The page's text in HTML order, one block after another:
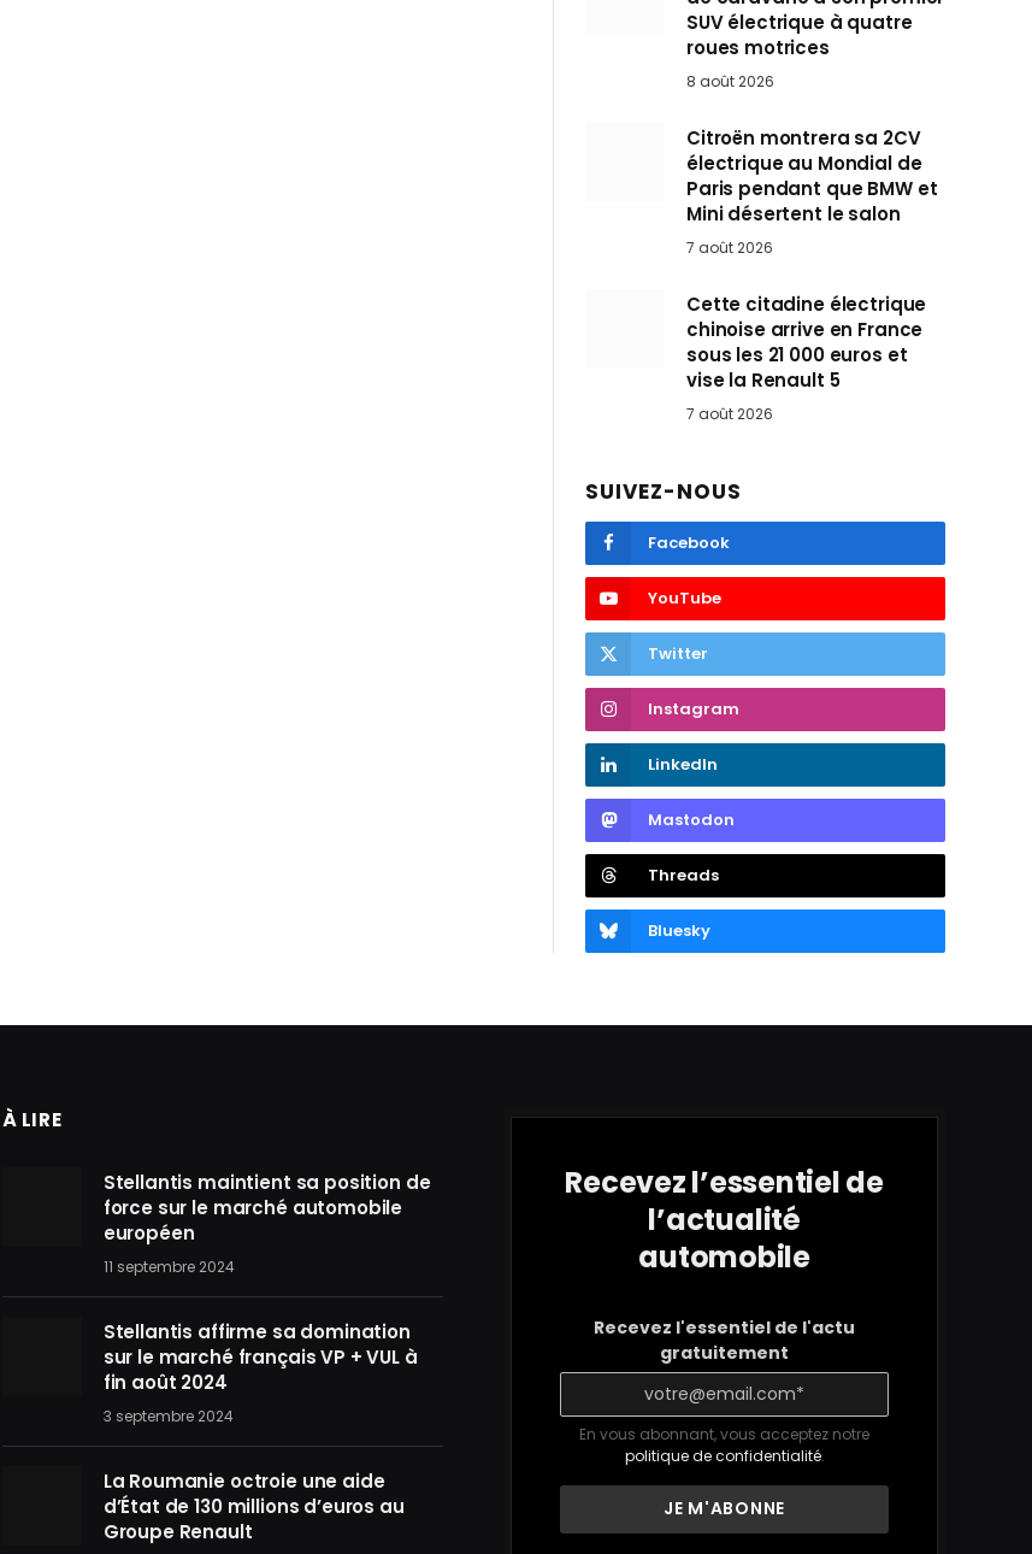
SUV électrique à quatre
roues motrices
8 août 2026
Citroën montrera sa 2CV
électrique au Mondial de
Paris pendant que BMW et
Mini désertent le salon
7 août 2026
Cette citadine électrique
chinoise arrive en France
sous les 21 000 euros et
vise la Renault 5
7 août 2026
SUIVEZ-NOUS
Facebook
YouTube
Twitter
Instagram
LinkedIn
Mastodon
Threads
Bluesky
À LIRE
Stellantis maintient sa position de
force sur le marché automobile
européen
11 septembre 2024
Stellantis affirme sa domination
sur le marché français VP + VUL à
fin août 2024
3 septembre 2024
La Roumanie octroie une aide
d’État de 130 millions d’euros au
Groupe Renault
Recevez l’essentiel de
l’actualité
automobile
Recevez l'essentiel de l'actu
gratuitement
En vous abonnant, vous acceptez notre
politique de confidentialité.